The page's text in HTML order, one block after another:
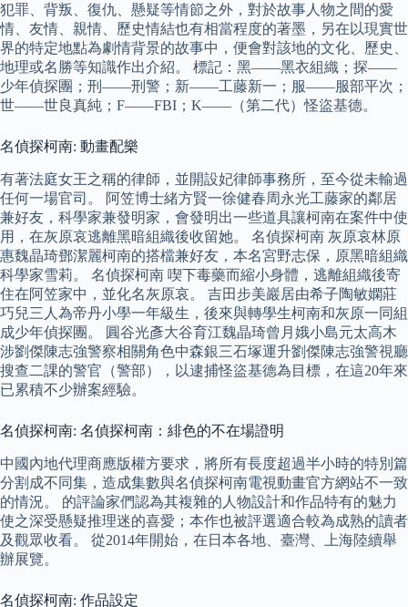
犯罪、背叛、復仇、懸疑等情節之外，對於故事人物之間的愛
情、友情、親情、歷史情結也有相當程度的著墨，另在以現實世
界的特定地點為劇情背景的故事中，便會對該地的文化、歷史、
地理或名勝等知識作出介紹。 標記：黑——黑衣組織；探——
少年偵探團；刑——刑警；新——工藤新一；服——服部平次；
世——世良真純；F——FBI；K——（第二代）怪盜基德。
名偵探柯南: 動畫配樂
有著法庭女王之稱的律師，並開設妃律師事務所，至今從未輸過
任何一場官司。 阿笠博士緒方賢一徐健春周永光工藤家的鄰居
兼好友，科學家兼發明家，會發明出一些道具讓柯南在案件中使
用，在灰原哀逃離黑暗組織後收留她。 名偵探柯南 灰原哀林原
惠魏晶琦鄧潔麗柯南的搭檔兼好友，本名宮野志保，原黑暗組織
科學家雪莉。 名偵探柯南 喫下毒藥而縮小身體，逃離組織後寄
住在阿笠家中，並化名灰原哀。 吉田步美巖居由希子陶敏嫻莊
巧兒三人為帝丹小學一年級生，後來與轉學生柯南和灰原一同組
成少年偵探團。 圓谷光彥大谷育江魏晶琦曾月娥小島元太高木
涉劉傑陳志強警察相關角色中森銀三石塚運升劉傑陳志強警視廳
搜查二課的警官（警部），以逮捕怪盜基德為目標，在這20年來
已累積不少辦案經驗。
名偵探柯南: 名偵探柯南：緋色的不在場證明
中國內地代理商應版權方要求，將所有長度超過半小時的特別篇
分割成不同集，造成集數與名偵探柯南電視動畫官方網站不一致
的情況。 的評論家們認為其複雜的人物設計和作品特有的魅力
使之深受懸疑推理迷的喜愛；本作也被評選適合較為成熟的讀者
及觀眾收看。 從2014年開始，在日本各地、臺灣、上海陸續舉
辦展覽。
名偵探柯南: 作品設定